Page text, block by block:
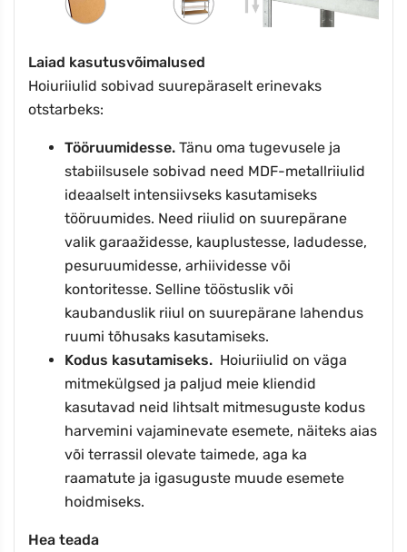
Laiad kasutusvõimalused
Hoiuriiulid sobivad suurepäraselt erinevaks
otstarbeks:
Tööruumidesse. Tänu oma tugevusele ja
stabiilsusele sobivad need MDF-metallriiulid
ideaalselt intensiivseks kasutamiseks
tööruumides. Need riiulid on suurepärane
valik garaažidesse, kauplustesse, ladudesse,
pesuruumidesse, arhiividesse või
kontoritesse. Selline tööstuslik või
kaubanduslik riiul on suurepärane lahendus
ruumi tõhusaks kasutamiseks.
Kodus kasutamiseks. Hoiuriiulid on väga
mitmekülgsed ja paljud meie kliendid
kasutavad neid lihtsalt mitmesuguste kodus
harvemini vajaminevate esemete, näiteks aias
või terrassil olevate taimede, aga ka
raamatute ja igasuguste muude esemete
hoidmiseks.
Hea teada